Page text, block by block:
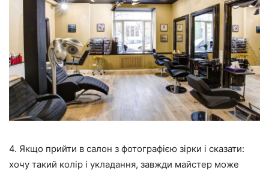
4. Якщо прийти в салон з фотографією зірки і сказати:
хочу такий колір і укладання, завжди майстер може